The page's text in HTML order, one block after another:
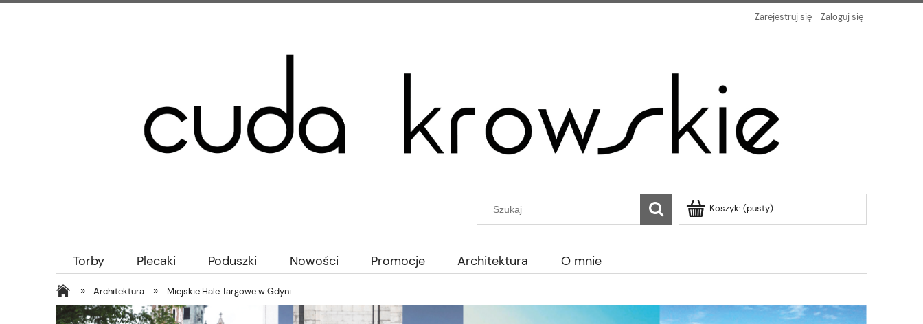
Zarejestruj się Zaloguj się
Koszyk: (pusty)
Torby Plecaki Poduszki Nowości Promocje Architektura O mnie
» Architektura » Miejskie Hale Targowe w Gdyni